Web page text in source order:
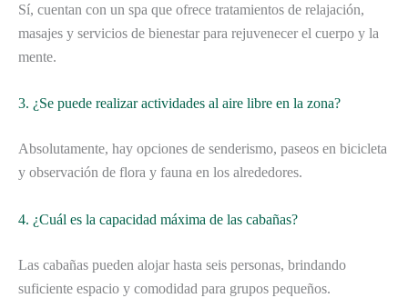
Sí, cuentan con un spa que ofrece tratamientos de relajación,
masajes y servicios de bienestar para rejuvenecer el cuerpo y la
mente.
3. ¿Se puede realizar actividades al aire libre en la zona?
Absolutamente, hay opciones de senderismo, paseos en bicicleta
y observación de flora y fauna en los alrededores.
4. ¿Cuál es la capacidad máxima de las cabañas?
Las cabañas pueden alojar hasta seis personas, brindando
suficiente espacio y comodidad para grupos pequeños.